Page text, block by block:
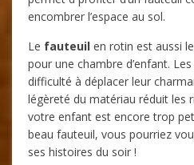
encombrer l’espace au sol.
Le fauteuil en rotin est aussi
pour une chambre d’enfant.
difficulté à déplacer leur
légèreté du matériau réduit les
votre enfant est encore trop
beau fauteuil, vous pourriez
ses histoires du soir !